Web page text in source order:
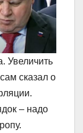
Увеличить
сказал о
– надо